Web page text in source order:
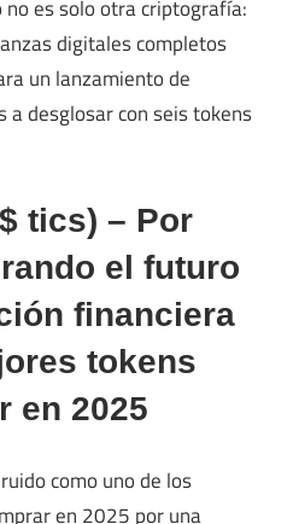
no es solo otra criptografía:
digitales completos
un lanzamiento de
a desglosar con seis tokens
tics) – Por
el futuro
financiera
tokens
en 2025
como uno de los
en 2025 por una